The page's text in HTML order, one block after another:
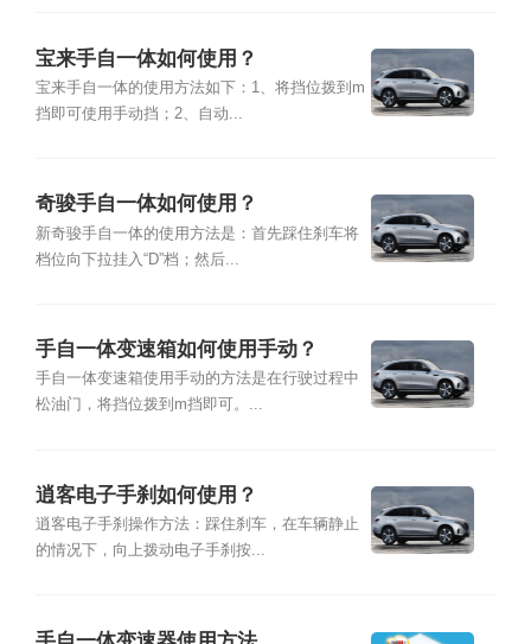
宝来手自一体如何使用？
宝来手自一体的使用方法如下：1、将挡位拨到m
挡即可使用手动挡；2、自动...
奇骏手自一体如何使用？
新奇骏手自一体的使用方法是：首先踩住刹车将
档位向下拉挂入“D”档；然后...
手自一体变速箱如何使用手动？
手自一体变速箱使用手动的方法是在行驶过程中
松油门，将挡位拨到m挡即可。...
逍客电子手刹如何使用？
逍客电子手刹操作方法：踩住刹车，在车辆静止
的情况下，向上拨动电子手刹按...